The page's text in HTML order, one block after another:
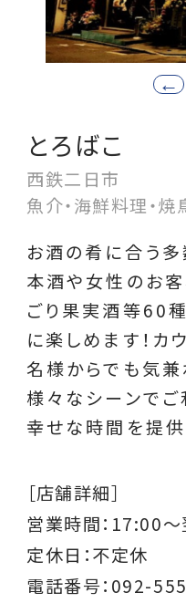
とろばこ
西鉄二日市
魚介・海鮮料理・焼
お酒の肴に合う
本酒や女性のお客
ごり果実酒等60
に楽しめます！カ
名様からでも気兼
様々なシーンでご
幸せな時間を提供
［店舗詳細］
営業時間： 17:00
定休日：不定休
電話番号：092-